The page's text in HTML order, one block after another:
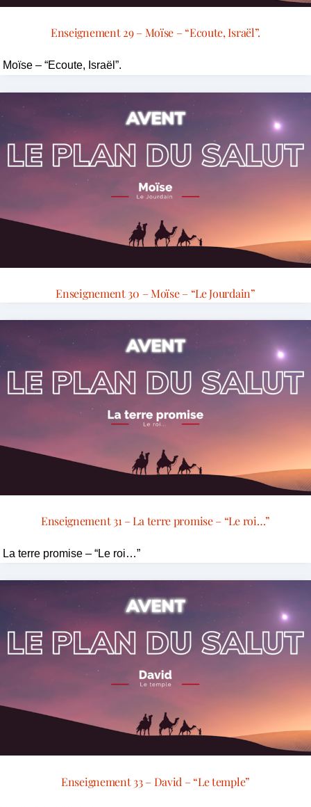
Enseignement 29 – Moïse – “Ecoute, Israël”.
Moïse – “Ecoute, Israël”.
Enseignement 30 – Moïse – “Le Jourdain”
Enseignement 31 – La terre promise – “Le roi…”
La terre promise – “Le roi…”
Enseignement 33 – David – “Le temple”